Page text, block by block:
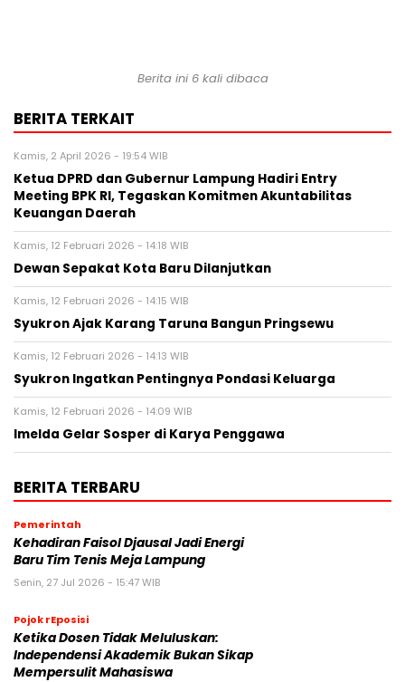
Berita ini 6 kali dibaca
BERITA TERKAIT
Kamis, 2 April 2026 - 19:54 WIB
Ketua DPRD dan Gubernur Lampung Hadiri Entry
Meeting BPK RI, Tegaskan Komitmen Akuntabilitas
Keuangan Daerah
Kamis, 12 Februari 2026 - 14:18 WIB
Dewan Sepakat Kota Baru Dilanjutkan
Kamis, 12 Februari 2026 - 14:15 WIB
Syukron Ajak Karang Taruna Bangun Pringsewu
Kamis, 12 Februari 2026 - 14:13 WIB
Syukron Ingatkan Pentingnya Pondasi Keluarga
Kamis, 12 Februari 2026 - 14:09 WIB
Imelda Gelar Sosper di Karya Penggawa
BERITA TERBARU
Pemerintah
Kehadiran Faisol Djausal Jadi Energi
Baru Tim Tenis Meja Lampung
Senin, 27 Jul 2026 - 15:47 WIB
Pojok rEposisi
Ketika Dosen Tidak Meluluskan:
Independensi Akademik Bukan Sikap
Mempersulit Mahasiswa